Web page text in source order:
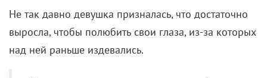
Не так давно девушка призналась, что достаточно
выросла, чтобы полюбить свои глаза, из-за которых
над ней раньше издевались.